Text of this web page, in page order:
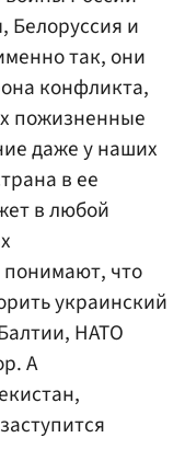
Белоруссия и
так, они
конфликта,
пожизненные
даже у наших
в ее
в любой
понимают, что
украинский
НАТО
А